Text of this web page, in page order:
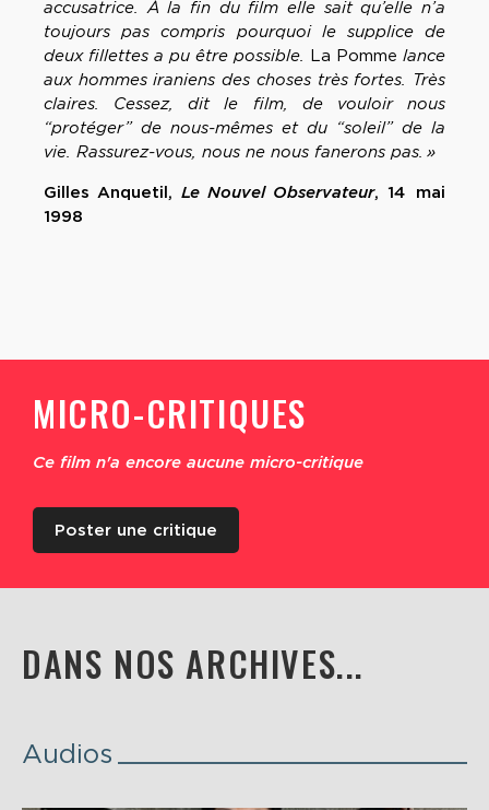
accusatrice. À la fin du film elle sait qu’elle n’a
toujours pas compris pourquoi le supplice de
deux fillettes a pu être possible. La Pomme lance
aux hommes iraniens des choses très fortes. Très
claires. Cessez, dit le film, de vouloir nous
“protéger” de nous-mêmes et du “soleil” de la
vie. Rassurez-vous, nous ne nous fanerons pas. »
Gilles Anquetil, Le Nouvel Observateur, 14 mai
1998
MICRO-CRITIQUES
Ce film n'a encore aucune micro-critique
Poster une critique
DANS NOS ARCHIVES...
Audios